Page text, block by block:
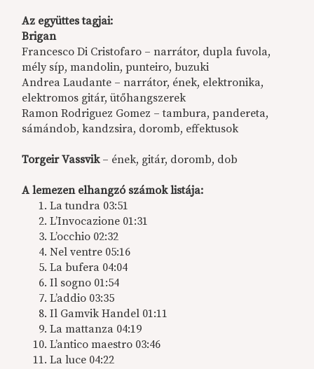
Az együttes tagjai:
Brigan
Francesco Di Cristofaro – narrátor, dupla fuvola,
mély síp, mandolin, punteiro, buzuki
Andrea Laudante – narrátor, ének, elektronika,
elektromos gitár, ütőhangszerek
Ramon Rodriguez Gomez – tambura, pandereta,
sámándob, kandzsira, doromb, effektusok
Torgeir Vassvik– ének, gitár, doromb, dob
A lemezen elhangzó számok listája:
La tundra 03:51
L’Invocazione 01:31
L’occhio 02:32
Nel ventre 05:16
La bufera 04:04
Il sogno 01:54
L’addio 03:35
Il Gamvik Handel 01:11
La mattanza 04:19
L’antico maestro 03:46
La luce 04:22